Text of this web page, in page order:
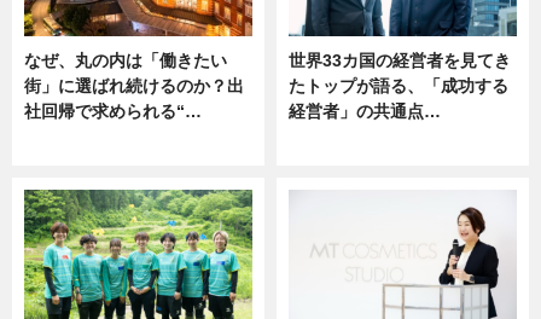
なぜ、丸の内は「働きたい
街」に選ばれ続けるのか？出
社回帰で求められる“…
世界33カ国の経営者を見てき
たトップが語る、「成功する
経営者」の共通点…